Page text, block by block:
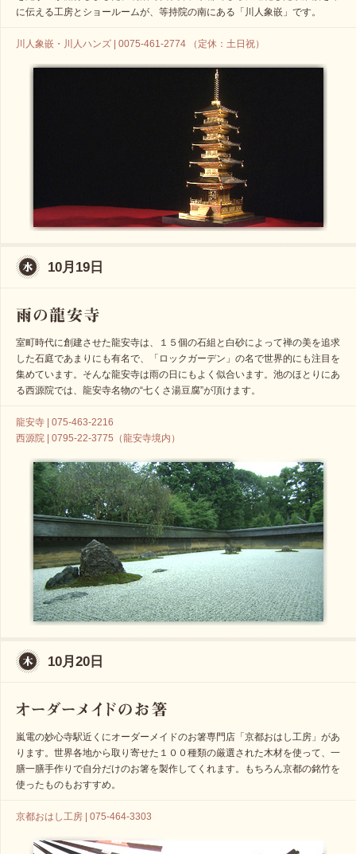
に伝える工房とショールームが、等持院の南にある「川人象嵌」です。
川人象嵌・川人ハンズ | 0075-461-2774 （定休：土日祝）
10月19日
室町時代に創建させた龍安寺は、１５個の石組と白砂によって禅の美を追求
した石庭であまりにも有名で、「ロックガーデン」の名で世界的にも注目を
集めています。そんな龍安寺は雨の日にもよく似合います。池のほとりにあ
る西源院では、龍安寺名物の“七くさ湯豆腐”が頂けます。
龍安寺 | 075-463-2216
西源院 | 0795-22-3775（龍安寺境内）
10月20日
嵐電の妙心寺駅近くにオーダーメイドのお箸専門店「京都おはし工房」があ
ります。世界各地から取り寄せた１００種類の厳選された木材を使って、一
膳一膳手作りで自分だけのお箸を製作してくれます。もちろん京都の銘竹を
使ったものもおすすめ。
京都おはし工房 | 075-464-3303